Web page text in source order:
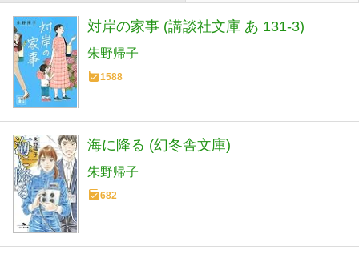
対岸の家事 (講談社文庫 あ 131-3)
朱野帰子
1588
海に降る (幻冬舎文庫)
朱野帰子
682